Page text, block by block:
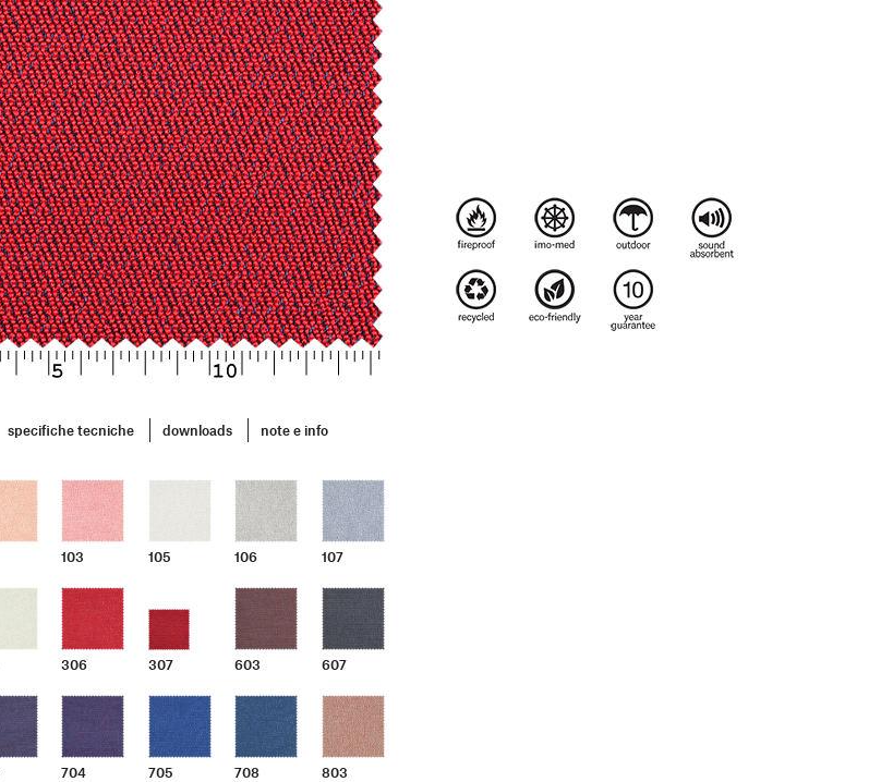
specifiche tecniche downloads note e info
103 105 106 107
306 307 603 607
704 705 708 803